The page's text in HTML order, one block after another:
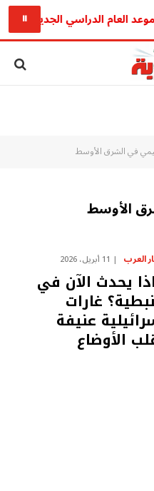
الجديد 2026/2027 وخريطة الدراسة والامتحانات كاملة ⏸
في الشرق الأوسط
الأوسط
العرب 11 أبريل، 2026
يحدث الآن في
غارات
عنيفة
الأوضاع